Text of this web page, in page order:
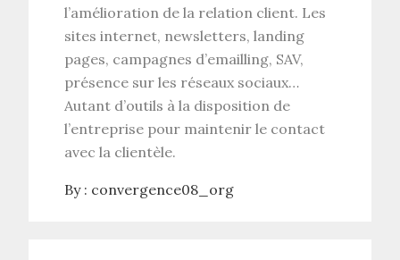
l’amélioration de la relation client. Les
sites internet, newsletters, landing
pages, campagnes d’emailling, SAV,
présence sur les réseaux sociaux…
Autant d’outils à la disposition de
l’entreprise pour maintenir le contact
avec la clientèle.
By : convergence08_org